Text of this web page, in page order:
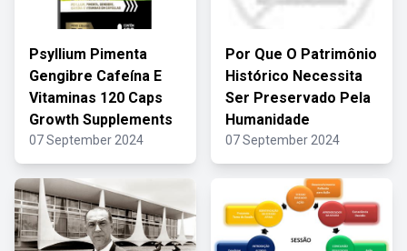
Psyllium Pimenta
Gengibre Cafeína E
Vitaminas 120 Caps
Growth Supplements
07 September 2024
Por Que O Patrimônio
Histórico Necessita
Ser Preservado Pela
Humanidade
07 September 2024